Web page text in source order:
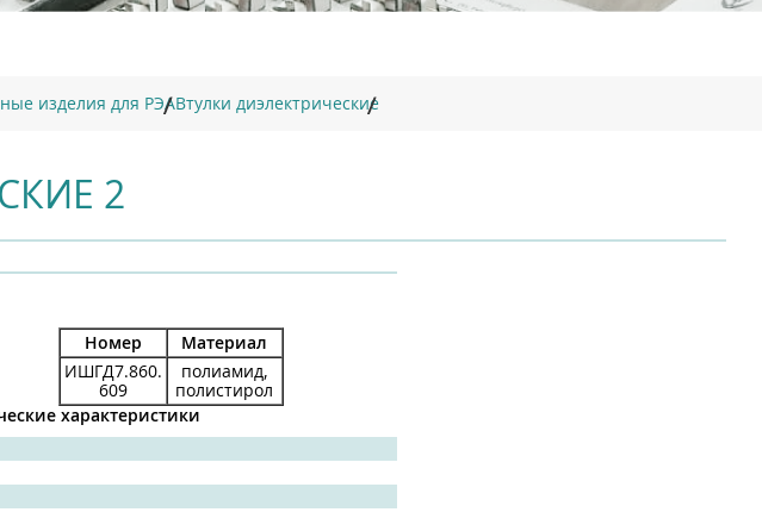
изделия для РЭАВтулки диэлектрические
2
Номер
Материал
ИШГД7.860.
609
полиамид,
полистирол
характеристики